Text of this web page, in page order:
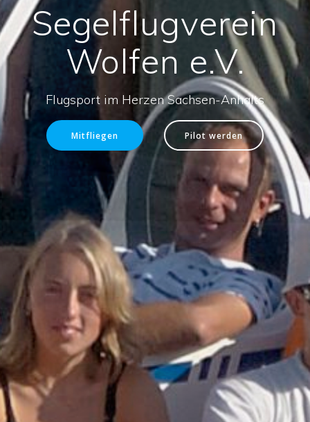
Segelflugverein
Wolfen e.V.
Flugsport im Herzen Sachsen-Anhalts
Mitfliegen Pilot werden